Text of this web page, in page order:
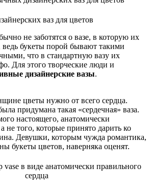
ваз для цветов
не заботятся о вазе, в которую их
ведь букеты порой бывают такими
что в стандартную вазу их
Для этого творческие люди и
дизайнерские вазы.
цветы нужно от всего сердца.
придумана такая «сердечная» ваза.
настоящего, анатомически
не того, которые принято дарить ко
Девушки, которым чужда романтика,
букеты цветов, наверняка оценят.